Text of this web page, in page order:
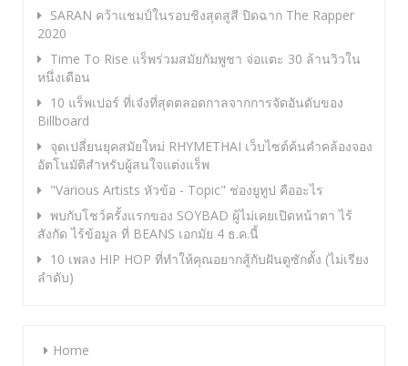
SARAN คว้าแชมป์ในรอบชิงสุดสูสี ปิดฉาก The Rapper
2020
Time To Rise แร็พร่วมสมัยกัมพูชา จ่อแตะ 30 ล้านวิวใน
หนึ่งเดือน
10 แร็พเปอร์ ที่เจ๋งที่สุดตลอดกาลจากการจัดอันดับของ
Billboard
จุดเปลี่ยนยุคสมัยใหม่ RHYMETHAI เว็บไซต์ค้นคำคล้องจอง
อัตโนมัติสำหรับผู้สนใจแต่งแร็พ
"Various Artists หัวข้อ - Topic" ช่องยูทูป คืออะไร
พบกับโชว์ครั้งแรกของ SOYBAD ผู้ไม่เคยเปิดหน้าตา ไร้
สังกัด ไร้ข้อมูล ที่ BEANS เอกมัย 4 ธ.ค.นี้
10 เพลง HIP HOP ที่ทำให้คุณอยากสู้กับฝันดูซักตั้ง (ไม่เรียง
ลำดับ)
Home